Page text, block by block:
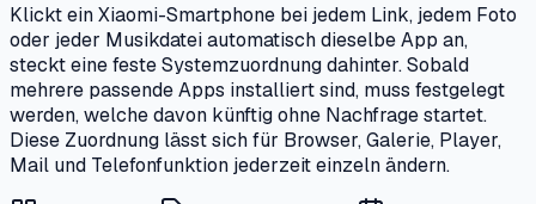
Klickt ein Xiaomi-Smartphone bei jedem Link, jedem Foto
oder jeder Musikdatei automatisch dieselbe App an,
steckt eine feste Systemzuordnung dahinter. Sobald
mehrere passende Apps installiert sind, muss festgelegt
werden, welche davon künftig ohne Nachfrage startet.
Diese Zuordnung lässt sich für Browser, Galerie, Player,
Mail und Telefonfunktion jederzeit einzeln ändern.